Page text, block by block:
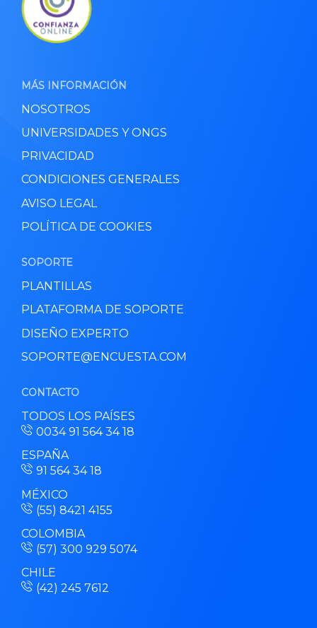
MÁS INFORMACIÓN
NOSOTROS
UNIVERSIDADES Y ONGS
PRIVACIDAD
CONDICIONES GENERALES
AVISO LEGAL
POLÍTICA DE COOKIES
SOPORTE
PLANTILLAS
PLATAFORMA DE SOPORTE
DISEÑO EXPERTO
SOPORTE@ENCUESTA.COM
CONTACTO
TODOS LOS PAÍSES
0034 91 564 34 18
ESPAÑA
91 564 34 18
MÉXICO
(55) 8421 4155
COLOMBIA
(57) 300 929 5074
CHILE
(42) 245 7612